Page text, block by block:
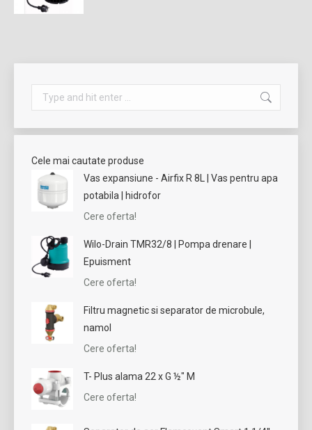
Search:
Cele mai cautate produse
Vas expansiune - Airfix R 8L | Vas pentru apa
potabila | hidrofor
Cere oferta!
Wilo-Drain TMR32/8 | Pompa drenare |
Epuisment
Cere oferta!
Filtru magnetic si separator de microbule,
namol
Cere oferta!
T- Plus alama 22 x G ½" M
Cere oferta!